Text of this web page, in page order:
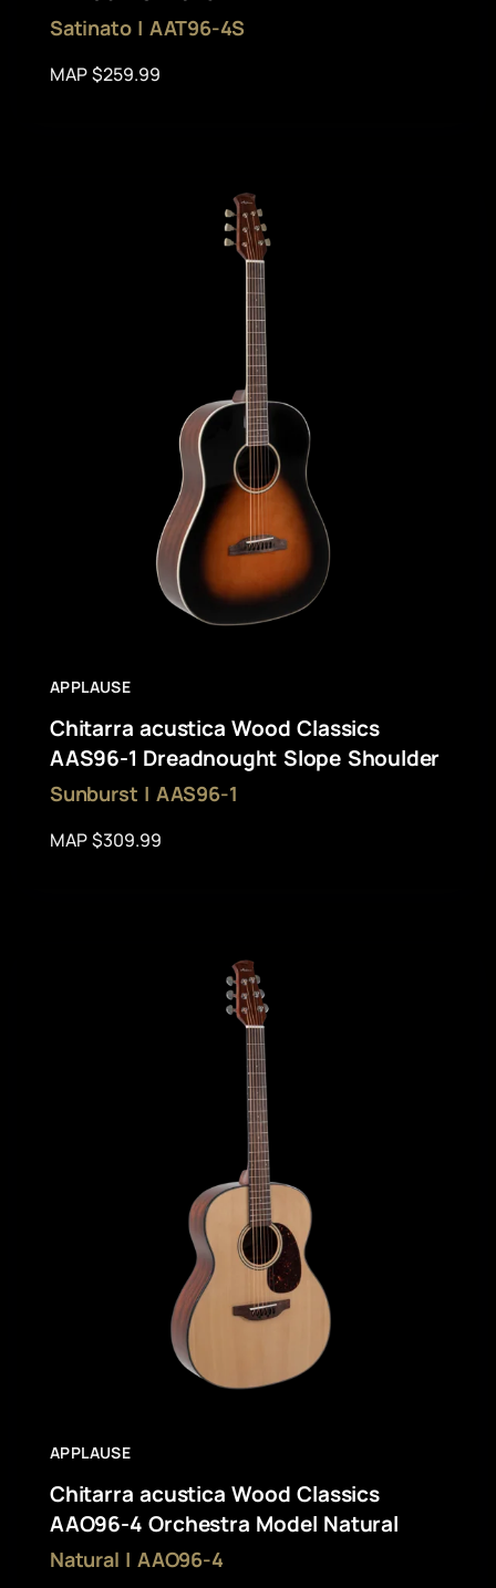
Satinato | AAT96-4S
MAP $259.99
APPLAUSE
Chitarra acustica Wood Classics
AAS96-1 Dreadnought Slope Shoulder
Sunburst | AAS96-1
MAP $309.99
APPLAUSE
Chitarra acustica Wood Classics
AAO96-4 Orchestra Model Natural
Natural | AAO96-4